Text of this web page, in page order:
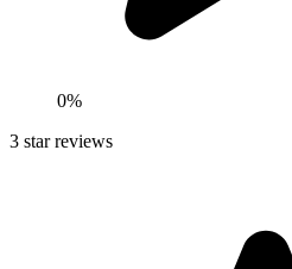
0%
3 star reviews